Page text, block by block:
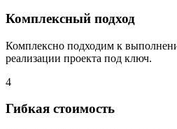
Комплексный подход
Комплексно подходим к
реализации проекта под ключ.
4
Гибкая стоимость